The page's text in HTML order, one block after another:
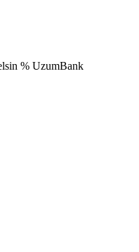
% UzumBank